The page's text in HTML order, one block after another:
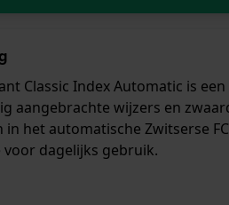
Classic Index Automatic is
aangebrachte wijzers en
het automatische Zwitserse
dagelijks gebruik.